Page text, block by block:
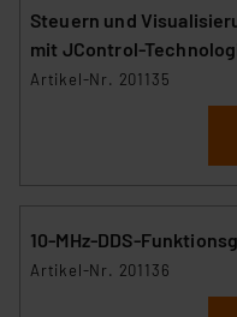
Steuern und
mit JControl-
Artikel-Nr. 201135
10-MHz-DDS-
Artikel-Nr. 201136